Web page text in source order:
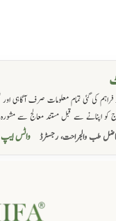
کی گئی تمام معلومات صرف آگاہی
کو اپنانے سے قبل مستند معالج سے
طب والجراحت، رجسٹرڈ
واٹس